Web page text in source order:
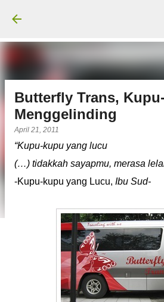
Butterfly Trans,
Menggelinding
April 21, 2011
“Kupu-kupu yang lucu
(…) tidakkah sayapmu, merasa
-Kupu-kupu yang Lucu, Ibu Sud-